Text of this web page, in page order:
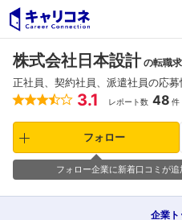
株式会社日本設計 の転職
正社員、契約社員、派遣社員の応募
3.1 レポート数 48 件
フォロー
フォロー企業に新着口コミが
企業